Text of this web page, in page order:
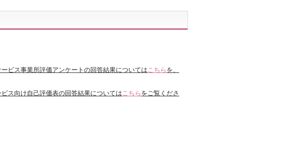
ビス事業所評価アンケートの回答結果についてはこちら を、
ス向け自己評価表の回答結果についてはこちら をご覧くださ